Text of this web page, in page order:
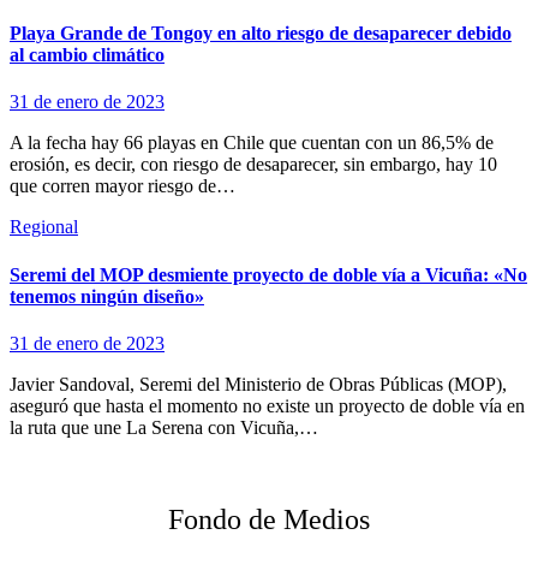
Playa Grande de Tongoy en alto riesgo de desaparecer debido
al cambio climático
31 de enero de 2023
A la fecha hay 66 playas en Chile que cuentan con un 86,5% de
erosión, es decir, con riesgo de desaparecer, sin embargo, hay 10
que corren mayor riesgo de…
Regional
Seremi del MOP desmiente proyecto de doble vía a Vicuña: «No
tenemos ningún diseño»
31 de enero de 2023
Javier Sandoval, Seremi del Ministerio de Obras Públicas (MOP),
aseguró que hasta el momento no existe un proyecto de doble vía en
la ruta que une La Serena con Vicuña,…
Fondo de Medios